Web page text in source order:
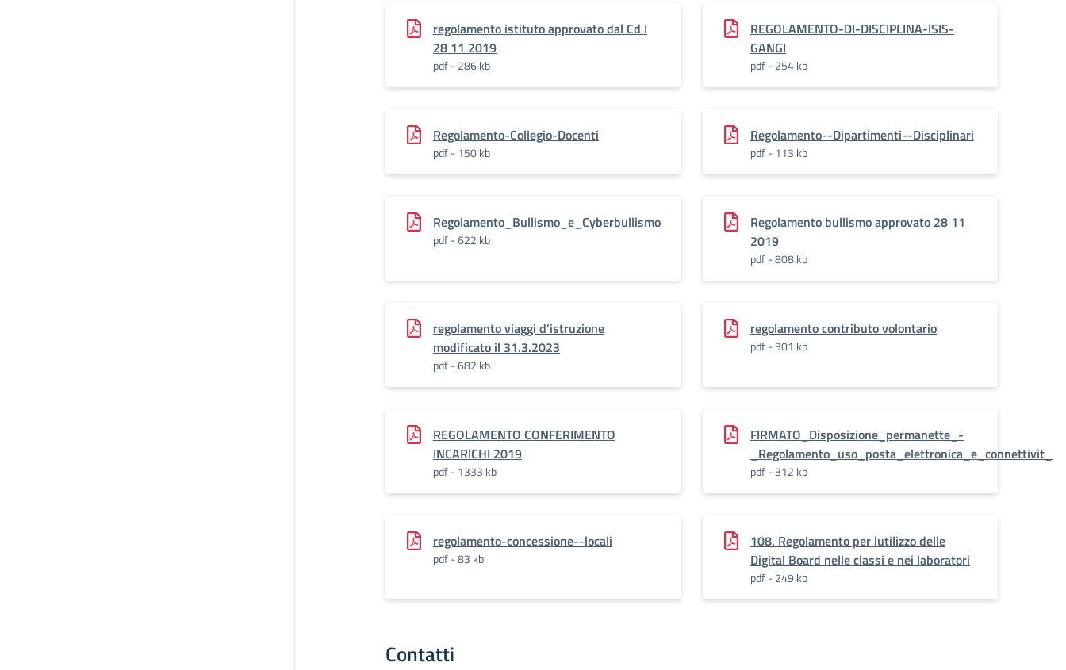
regolamento istituto approvato dal Cd I
28 11 2019
pdf - 286 kb
REGOLAMENTO-DI-DISCIPLINA-ISIS-
GANGI
pdf - 254 kb
Regolamento-Collegio-Docenti
pdf - 150 kb
Regolamento--Dipartimenti--Disciplinari
pdf - 113 kb
Regolamento_Bullismo_e_Cyberbullismo
pdf - 622 kb
Regolamento bullismo approvato 28 11
2019
pdf - 808 kb
regolamento viaggi d'istruzione
modificato il 31.3.2023
pdf - 682 kb
regolamento contributo volontario
pdf - 301 kb
REGOLAMENTO CONFERIMENTO
INCARICHI 2019
pdf - 1333 kb
FIRMATO_Disposizione_permanette_-
_Regolamento_uso_posta_elettronica_e_connettivit_
pdf - 312 kb
regolamento-concessione--locali
pdf - 83 kb
108. Regolamento per lutilizzo delle
Digital Board nelle classi e nei laboratori
pdf - 249 kb
Contatti